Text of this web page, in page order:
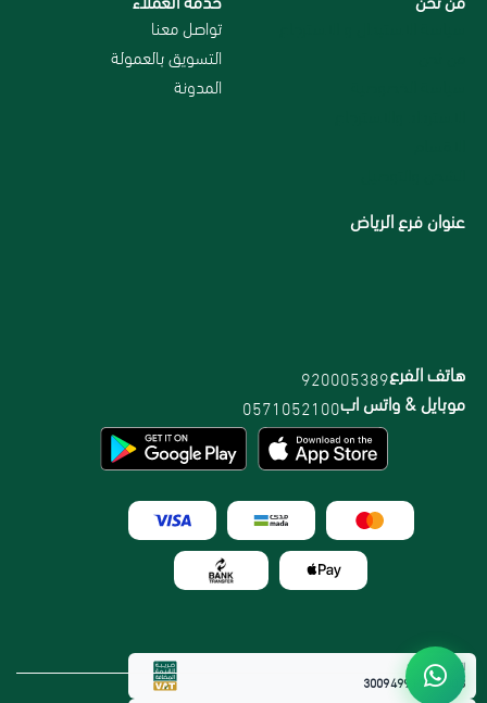
تواصل معنا
التسويق بالعمولة
المدونة
عنوان فرع الرياض
هاتف الفرع920005389
موبايل & واتس اب0571052100
الرقم الضريبي:
300949912800003